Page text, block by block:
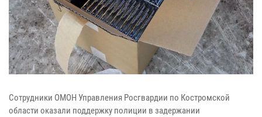
Сотрудники ОМОН Управления Росгвардии по Костромской
области оказали поддержку полиции в задержании